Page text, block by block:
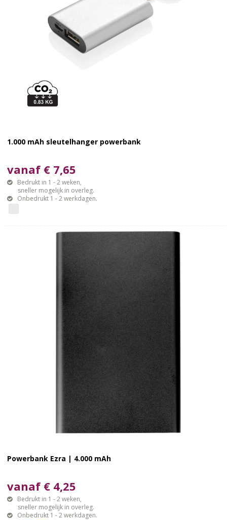
1.000 mAh sleutelhanger powerbank
vanaf € 7,65
Bedrukt in 1 - 2 weken,
sneller mogelijk in overleg.
Onbedrukt 1 - 2 werkdagen.
Powerbank Ezra | 4.000 mAh
vanaf € 4,25
Bedrukt in 1 - 2 weken,
sneller mogelijk in overleg.
Onbedrukt 1 - 2 werkdagen.